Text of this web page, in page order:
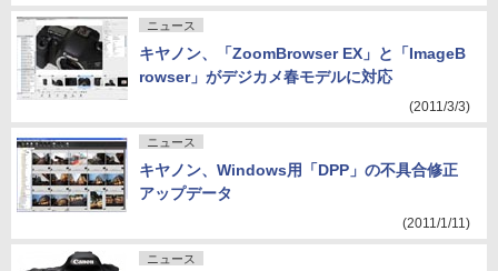
ニュース
キヤノン、「ZoomBrowser EX」と「ImageB
rowser」がデジカメ春モデルに対応
(2011/3/3)
ニュース
キヤノン、Windows用「DPP」の不具合修正
アップデータ
(2011/1/11)
ニュース